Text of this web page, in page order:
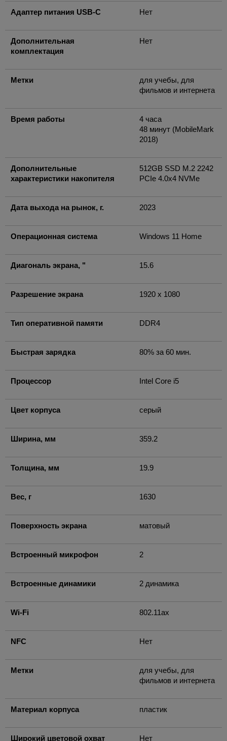
Адаптер питания USB-C Нет
Дополнительная
комплектация
Нет
Метки
для учебы, для
фильмов и интернета
Время работы
4 часа
48 минут (MobileMark
2018)
Дополнительные
характеристики накопителя
512GB SSD M.2 2242
PCIe 4.0x4 NVMe
Дата выхода на рынок, г. 2023
Операционная система Windows 11 Home
Диагональ экрана, " 15.6
Разрешение экрана 1920 x 1080
Тип оперативной памяти DDR4
Быстрая зарядка 80% за 60 мин.
Процессор Intel Core i5
Цвет корпуса серый
Ширина, мм 359.2
Толщина, мм 19.9
Вес, г 1630
Поверхность экрана матовый
Встроенный микрофон 2
Встроенные динамики 2 динамика
Wi-Fi 802.11ax
NFC Нет
Метки
для учебы, для
фильмов и интернета
Материал корпуса пластик
Широкий цветовой охват Нет